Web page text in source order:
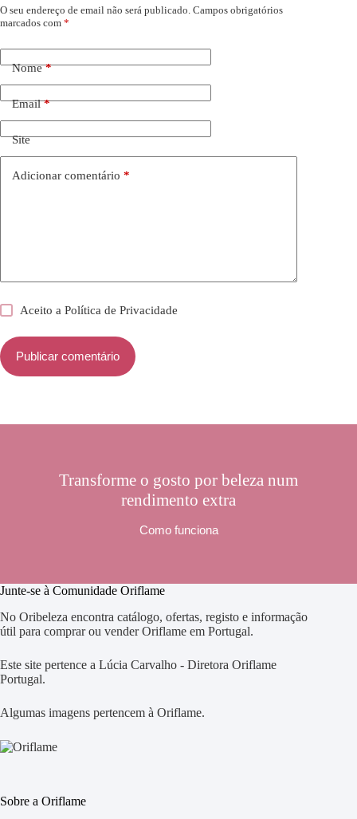
O seu endereço de email não será publicado. Campos obrigatórios
marcados com *
Nome*
Email*
Site
Adicionar comentário *
Aceito aPolítica de Privacidade
Publicar comentário
Transforme o gosto por beleza num
rendimento extra
Como funciona
Junte-se à Comunidade Oriflame
No Oribeleza encontra catálogo, ofertas, registo e informação
útil para comprar ou vender Oriflame em Portugal.
Este site pertence a Lúcia Carvalho - Diretora Oriflame
Portugal.
Algumas imagens pertencem à Oriflame.
Sobre a Oriflame